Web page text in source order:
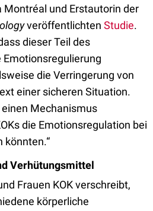
Montréal und Erstautorin der
veröffentlichten Studie.
dieser Teil des
die Verringerung von
einer sicheren Situation.
Mechanismus
die Emotionsregulation bei
könnten.“
Verhütungsmittel
Frauen KOK verschreibt,
körperliche